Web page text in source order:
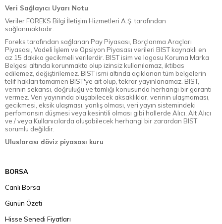
Veri Sağlayıcı Uyarı Notu
Veriler FOREKS Bilgi İletişim Hizmetleri A.Ş. tarafından
sağlanmaktadır.
Foreks tarafından sağlanan Pay Piyasası, Borçlanma Araçları
Piyasası, Vadeli İşlem ve Opsiyon Piyasası verileri BIST kaynaklı en
az 15 dakika gecikmeli verilerdir. BIST isim ve logosu Koruma Marka
Belgesi altında korunmakta olup izinsiz kullanılamaz, iktibas
edilemez, değiştirilemez. BIST ismi altında açıklanan tüm belgelerin
telif hakları tamamen BIST'ye ait olup, tekrar yayınlanamaz. BIST,
verinin sekansı, doğruluğu ve tamlığı konusunda herhangi bir garanti
vermez. Veri yayınında oluşabilecek aksaklıklar, verinin ulaşmaması,
gecikmesi, eksik ulaşması, yanlış olması, veri yayın sistemindeki
perfomansın düşmesi veya kesintili olması gibi hallerde Alıcı, Alt Alıcı
ve / veya Kullanıcılarda oluşabilecek herhangi bir zarardan BIST
sorumlu değildir.
Uluslarası döviz piyasası kuru
BORSA
Canlı Borsa
Günün Özeti
Hisse Senedi Fiyatları